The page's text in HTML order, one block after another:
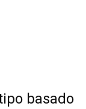
basado